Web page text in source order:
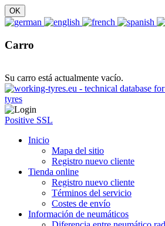
Carro
Su carro está actualmente vacío.
Positive SSL
Inicio
Mapa del sitio
Registro nuevo cliente
Tienda online
Registro nuevo cliente
Términos del servicio
Costes de envío
Información de neumáticos